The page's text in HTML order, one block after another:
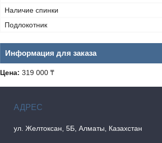
Наличие спинки
Подлокотник
Информация для заказа
Цена: 319 000 ₸
ул. Желтоксан, 5Б, Алматы, Казахстан